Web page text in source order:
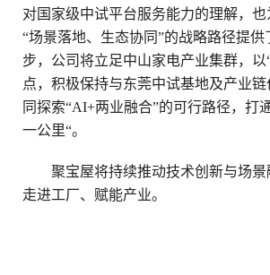
对国家级中试平台服务能力的理解，
“场景落地、生态协同”的战略路径提
步，公司将立足中山家电产业集群，以
点，积极保持与东莞中试基地及产业
同探索“AI+两业融合”的可行路径， 打
一公里“。
聚宝屋将持续推动技术创新与场景
走进工厂、赋能产业。